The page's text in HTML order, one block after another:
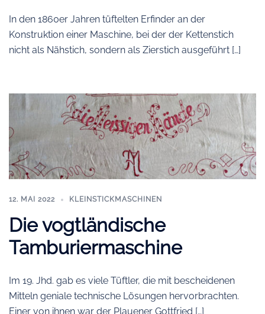
In den 1860er Jahren tüftelten Erfinder an der
Konstruktion einer Maschine, bei der der Kettenstich
nicht als Nähstich, sondern als Zierstich ausgeführt […]
12. MAI 2022 KLEINSTICKMASCHINEN
Die vogtländische
Tamburiermaschine
Im 19. Jhd. gab es viele Tüftler, die mit bescheidenen
Mitteln geniale technische Lösungen hervorbrachten.
Einer von ihnen war der Plauener Gottfried […]